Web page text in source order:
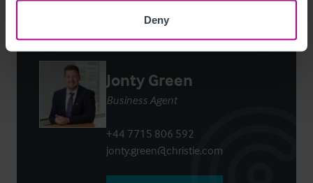
Deny
Jonty Green
Business Agent
+44 7715 806 592
jonty.green@christie.com